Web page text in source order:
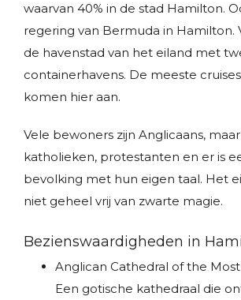
waarvan 40% in de stad Hamilton.
regering van Bermuda in Hamilton.
de havenstad van het eiland met
containerhavens. De meeste
komen hier aan.
Vele bewoners zijn Anglicaans,
katholieken, protestanten en er is
bevolking met hun eigen taal. Het
niet geheel vrij van zwarte magie.
Bezienswaardigheden in
Anglican Cathedral of the Most
Een gotische kathedraal die